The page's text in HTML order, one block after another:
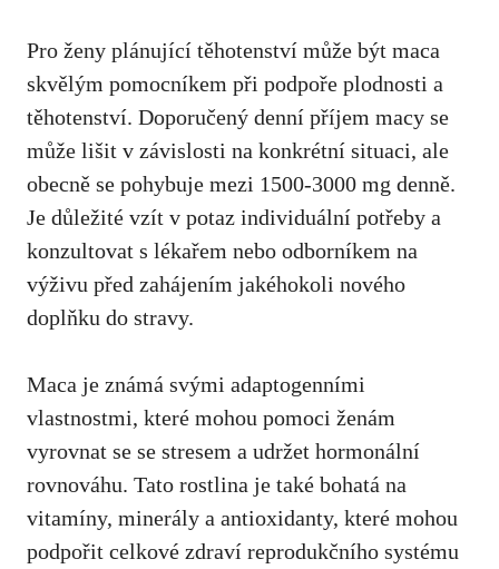
Pro ženy plánující těhotenství může být maca
skvělým pomocníkem při podpoře plodnosti a
těhotenství. Doporučený denní příjem macy se
může lišit v závislosti na konkrétní situaci, ale
obecně se pohybuje mezi 1500-3000 mg denně.
Je důležité vzít v potaz individuální potřeby a
konzultovat s lékařem nebo odborníkem na
výživu před zahájením jakéhokoli nového
doplňku do stravy.
Maca je známá svými adaptogenními
vlastnostmi, které mohou pomoci ženám
vyrovnat se se stresem a udržet hormonální
rovnováhu. Tato rostlina je také bohatá na
vitamíny, minerály a antioxidanty, které mohou
podpořit celkové zdraví reprodukčního systému